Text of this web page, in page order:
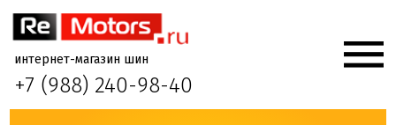
интернет-магазин шин
+7 (988) 240-98-40